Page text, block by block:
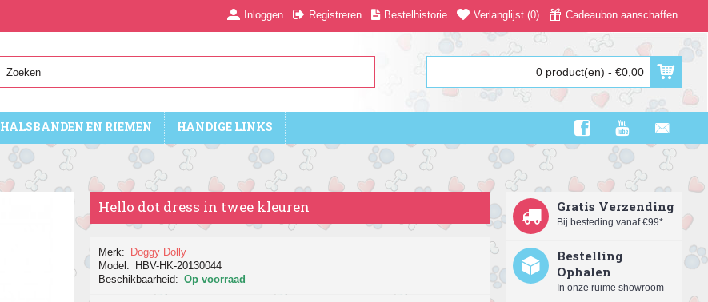
Inloggen Registreren Bestelhistorie Verlanglijst (0) Cadeaubon aanschaffen
0 product(en) - €0,00
HALSBANDEN EN RIEMEN HANDIGE LINKS
Gratis Verzending
Bij besteding vanaf €99*
Bestelling
Ophalen
In onze ruime showroom
Hello dot dress in twee kleuren
Merk:
Doggy Dolly
Model:
HBV-HK-20130044
Beschikbaarheid: Op voorraad